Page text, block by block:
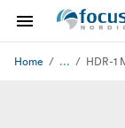
Home ... HDR-1